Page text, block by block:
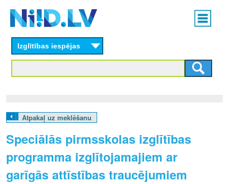
content
Main
menu
L
V
Izglītības iespējas
Atpakaļ uz meklēšanu
Speciālās pirmsskolas izglītības
programma izglītojamajiem ar
garīgās attīstības traucējumiem